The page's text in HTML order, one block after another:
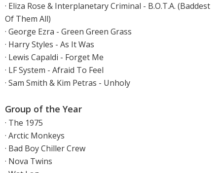
· Eliza Rose & Interplanetary Criminal - B.O.T.A. (Baddest
Of Them All)
· George Ezra - Green Green Grass
· Harry Styles - As It Was
· Lewis Capaldi - Forget Me
· LF System - Afraid To Feel
· Sam Smith & Kim Petras - Unholy
Group of the Year
· The 1975
· Arctic Monkeys
· Bad Boy Chiller Crew
· Nova Twins